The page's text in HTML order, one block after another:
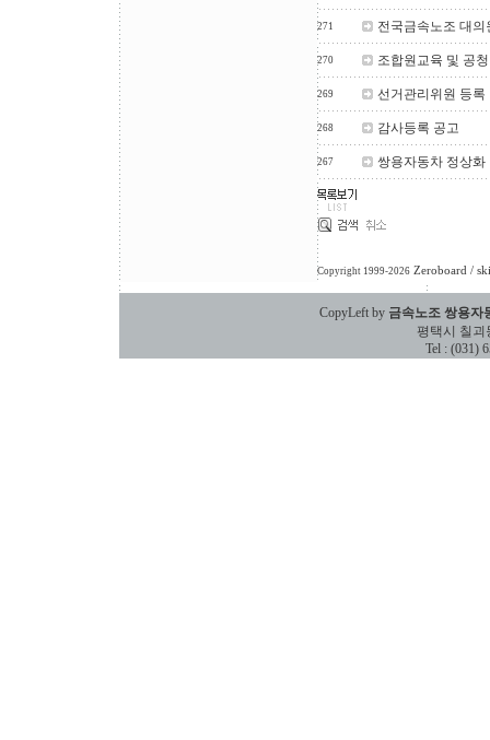
271 전국금속노조 대
270 조합원교육 및 공
269 선거관리위원 등록
268 감사등록 공고
267 쌍용자동차 정상화
Copyright 1999-2026 Zeroboard /
CopyLeft by 금속노조 쌍용자
평택시 칠괴동
Tel : (031)